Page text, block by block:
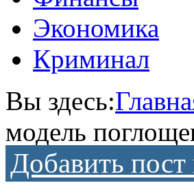
Экономика
Криминал
Вы здесь:
модель
Добавить пост